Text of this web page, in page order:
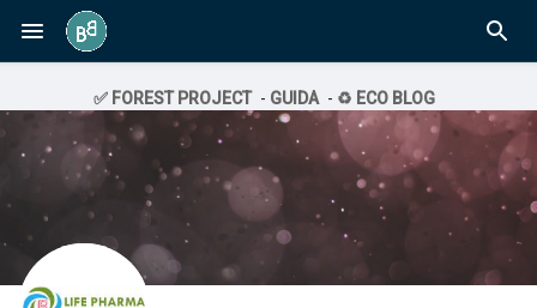
✅ FOREST PROJECT - GUIDA - ♻️ ECO BLOG